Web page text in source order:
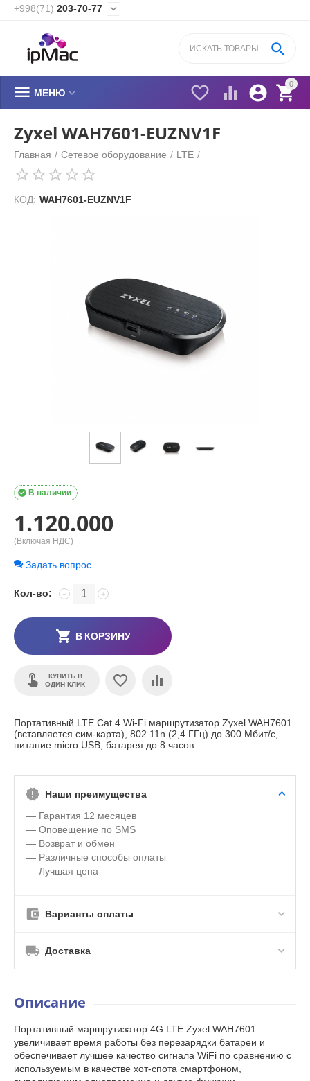
+998(71) 203-70-77 
0


 

 МЕНЮ 
Zyxel WAH7601-EUZNV1F
Главная / Сетевое оборудование / LTE /
КОД: WAH7601-EUZNV1F
В наличии

1.120.000
(Включая НДС)
Задать вопрос
Кол-во: +
−
В КОРЗИНУ
КУПИТЬ В
ОДИН КЛИК
Портативный LTE Cat.4 Wi-Fi маршрутизатор Zyxel WAH7601
(вставляется сим-карта), 802.11n (2,4 ГГц) до 300 Мбит/с,
питание micro USB, батарея до 8 часов
Наши преимущества
— Гарантия 12 месяцев
— Оповещение по SMS
— Возврат и обмен
— Различные способы оплаты
— Лучшая цена
Варианты оплаты
Доставка
Описание
Портативный маршрутизатор 4G LTE Zyxel WAH7601
увеличивает время работы без перезарядки батареи и
обеспечивает лучшее качество сигнала WiFi по сравнению с
используемым в качестве хот-спота смартфоном,